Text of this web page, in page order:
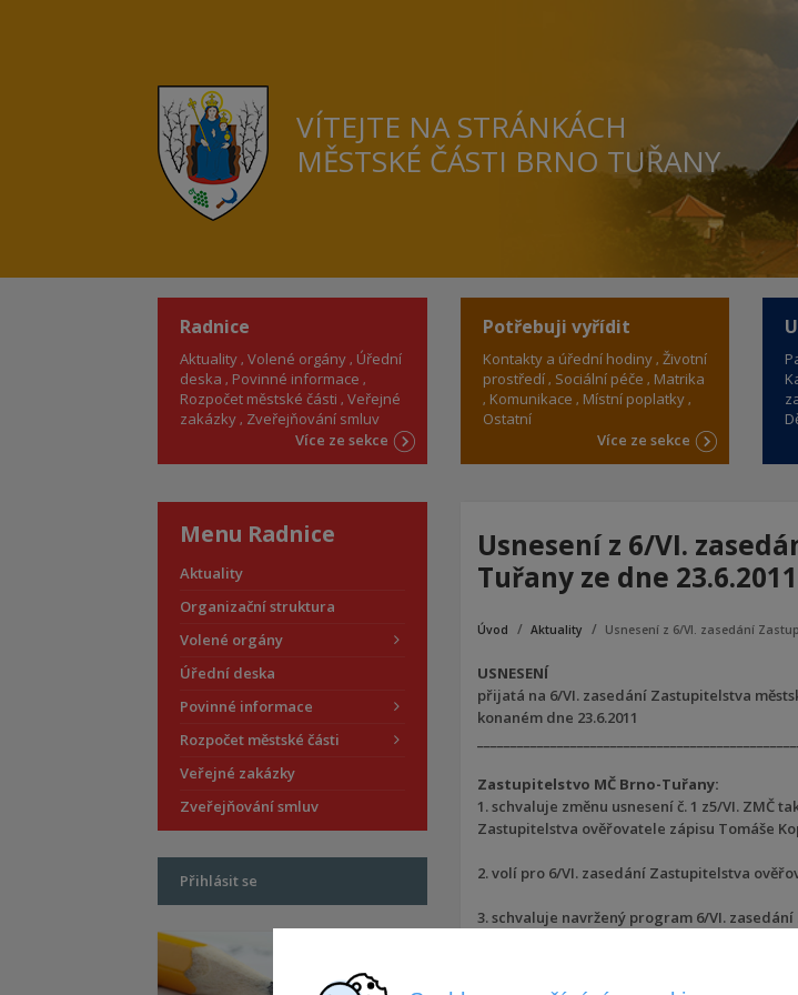
VÍTEJTE NA STRÁNKÁCH
MĚSTSKÉ ČÁSTI BRNO TUŘANY
Radnice
Aktuality Volené orgány Úřední
deska
Povinné informace
Rozpočet městské části Veřejné
zakázky Zveřejňování smluv
Více ze sekce
Potřebuji vyřídit
Kontakty a úřední hodiny Životní
prostředí Sociální péče
Matrika
Komunikace
Místní poplatky
Ostatní
Více ze sekce
Usnesení z 6/VI.
Tuřany ze dne 23.6.2011
Úvod Aktuality Usnesení z 6/VI. zasedání
USNESENÍ
přijatá na 6/VI. zasedání Zastupitelstva
konaném dne 23.6.2011
Zastupitelstvo MČ Brno-Tuřany:
1. schvaluje změnu usnesení č. 1 z5/VI. ZMČ
Zastupitelstva ověřovatele zápisu Tomáše
2. volí pro 6/VI. zasedání Zastupitelstva
3. schvaluje navržený program 6/VI.
4. schvaluje harmonogram zasedání
Menu Radnice
Aktuality
Organizační struktura
Volené orgány
Úřední deska
Povinné informace
Rozpočet městské části
Veřejné zakázky
Zveřejňování smluv
Přihlásit se